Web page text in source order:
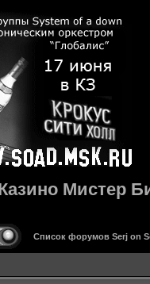
Мистер
Список форумов Serj on